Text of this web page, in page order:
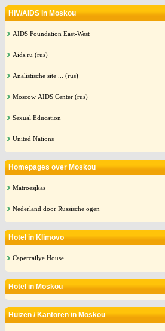
HIV/AIDS in Moskou
AIDS Foundation East-West
Aids.ru (rus)
Analistische site ... (rus)
Moscow AIDS Center (rus)
Sexual Education
United Nations
Homepages over Moskou
Matroesjkas
Nederland door Russische ogen
Hotel in Klimovo
Capercailye House
Hotel in Moskou
Huizen / Kantoren in Moskou